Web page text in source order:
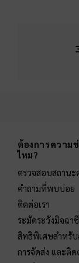
ต้องการความ
ไหม?
ตรวจสอบสถานะ
คำถามที่พบบ่อย
ติดต่อเรา
ระมัดระวังมิจฉา
สิทธิพิเศษสำหรับ
การจัดส่ง และติ